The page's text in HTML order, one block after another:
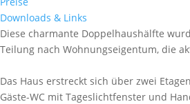
Downloads & Links
Diese charmante Doppelhaushälfte
Teilung nach Wohnungseigentum, die
Das Haus erstreckt sich über zwei
Gäste-WC mit Tageslichtfenster und